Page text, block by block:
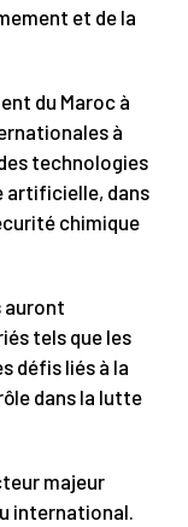
et de la
du Maroc à
à
technologies
artificielle, dans
chimique
auront
tels que les
défis liés à la
dans la lutte
majeur
international.